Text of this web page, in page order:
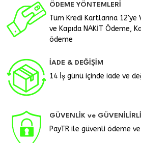
ÖDEME YÖNTEMLERİ
Tüm Kredi Kartlarına 12'ye
ve Kapıda NAKİT Ödeme,
ödeme
İADE & DEĞİŞİM
14 İş günü içinde iade ve
GÜVENLİK ve
PayTR ile güvenli ödeme